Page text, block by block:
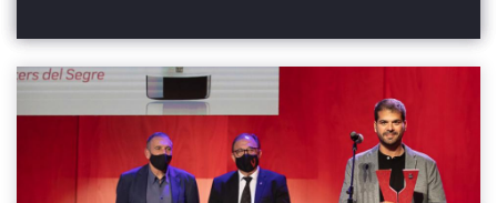
i el Vi (Incavi) amb la progra